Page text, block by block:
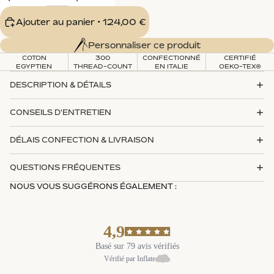
Ajouter au panier • 124,00 €
Personnaliser ce produit
COTON
EGYPTIEN
300
THREAD-COUNT
CONFECTIONNÉ
EN ITALIE
CERTIFIÉ
OEKO-TEX®
DESCRIPTION & DÉTAILS
CONSEILS D'ENTRETIEN
DÉLAIS CONFECTION & LIVRAISON
QUESTIONS FRÉQUENTES
NOUS VOUS SUGGÉRONS ÉGALEMENT :
4,9
Basé sur 79 avis vérifiés
Vérifié par Inflate